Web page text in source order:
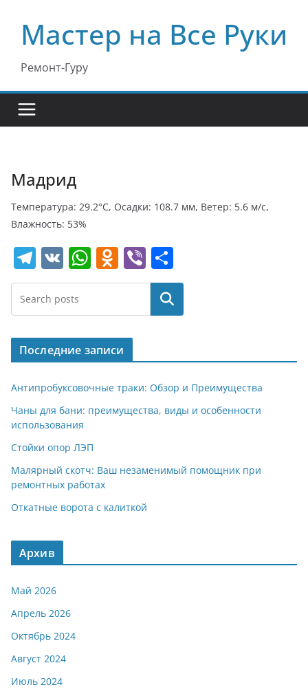
содержимому
Мастер на Все Руки
Ремонт-Гуру
Мадрид
Температура: 29.2°C, Осадки: 108.7 мм, Ветер: 5.6 м/с,
Влажность: 53%
T
el
e
gr
a
m
V
K
W
h
s
A
p
p
O
d
o
kl
a
ss
ni
Vi
b
er
т
п
р
в
и
т
Поиск
Последние записи
Антипробуксовочные траки: Обзор и Преимущества
Чаны для бани: преимущества, виды и особенности
использования
Стойки опор ЛЭП
Малярный скотч: Ваш незаменимый помощник при
ремонтных работах
Откатные ворота с калиткой
Архив
Май 2026
Апрель 2026
Октябрь 2024
Август 2024
Июль 2024